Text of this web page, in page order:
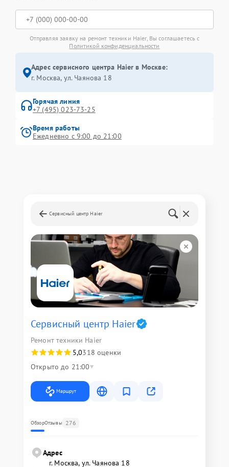
Отправляя заявку на ремонт техники Haier, Вы соглашаетесь с
Политикой конфиденциальности
Адрес сервисного центра Haier в Москве:
г. Москва, ул. Чаянова 18
Горячая линия
+7 (495) 023-73-25
Время работы
Ежедневно с 9:00 до 21:00
Сервисный центр Haier
Сервисный центр Haier
Ремонт техники Haier
5,0318 оценки
Открыто до 21:00
Маршрут
ОбзорОтзывы 276
Адрес
г. Москва, ул. Чаянова 18